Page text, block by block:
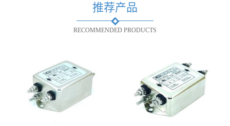
推荐产品
RECOMMENDED PRODUCTS